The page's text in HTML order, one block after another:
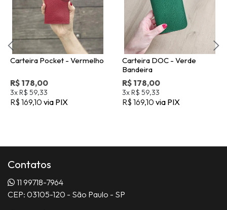
Carteira Pocket - Vermelho
R$ 178,00
3x R$ 59,33
R$ 169,10 via PIX
Carteira DOC - Verde
Bandeira
R$ 178,00
3x R$ 59,33
R$ 169,10 via PIX
Contatos
11 99718-7964
CEP: 03105-120 - São Paulo - SP